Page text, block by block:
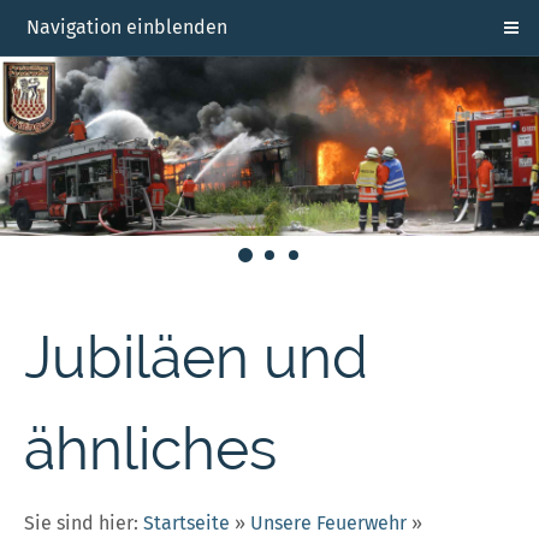
Navigation einblenden
Jubiläen und
ähnliches
Sie sind hier: Startseite » Unsere Feuerwehr »